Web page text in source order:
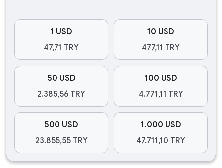
1 USD
47,71 TRY
10 USD
477,11 TRY
50 USD
2.385,56 TRY
100 USD
4.771,11 TRY
500 USD
23.855,55 TRY
1.000 USD
47.711,10 TRY